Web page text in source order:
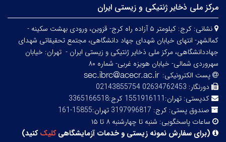
مرکز ملی ذخایر ژنتیکی و زیستی ایران
نشانی:
کرج: کیلومتر ۵ آزاده راه کرج- قزوین، ورودی بهشت سکینه -
کمالشهر- انتهای خیابان شهدای جهاد دانشگاهی، مجتمع تحقیقاتی شهدای
جهاددانشگاهی، مرکز ملی ذخایر ژنتیکی و زیستی ایران - تهران: خیابان
سهروردی شمالی- خیابان هویزه غربی- شماره ۸۰
پست الکترونیکی:
دورنگار: 02634762453 02143855754
کدپستی: تهران:1551916111 کرج:3365166518
صندوق پستی: کرج: 3197996817 تهران:15855-161
ساعات پاسخگویی: شنبه تا چهارشنبه ۸ تا ۱۵
(برای سفارش نمونه زیستی و خدمات آزمایشگاهیکلیککنید)